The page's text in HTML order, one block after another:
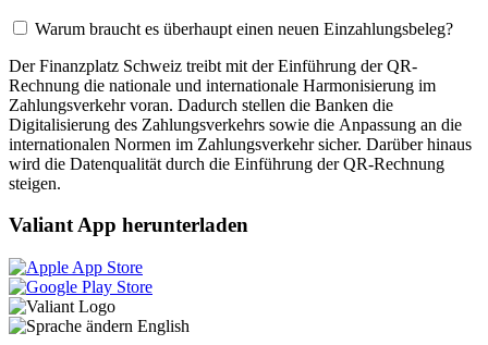
Warum braucht es überhaupt einen neuen Einzahlungsbeleg?
Der Finanzplatz Schweiz treibt mit der Einführung der QR-
Rechnung die nationale und internationale Harmonisierung im
Zahlungsverkehr voran. Dadurch stellen die Banken die
Digitalisierung des Zahlungsverkehrs sowie die Anpassung an die
internationalen Normen im Zahlungsverkehr sicher. Darüber hinaus
wird die Datenqualität durch die Einführung der QR-Rechnung
steigen.
Valiant App herunterladen
English